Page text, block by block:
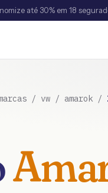
até 30% em 18
/ vw / amarok /